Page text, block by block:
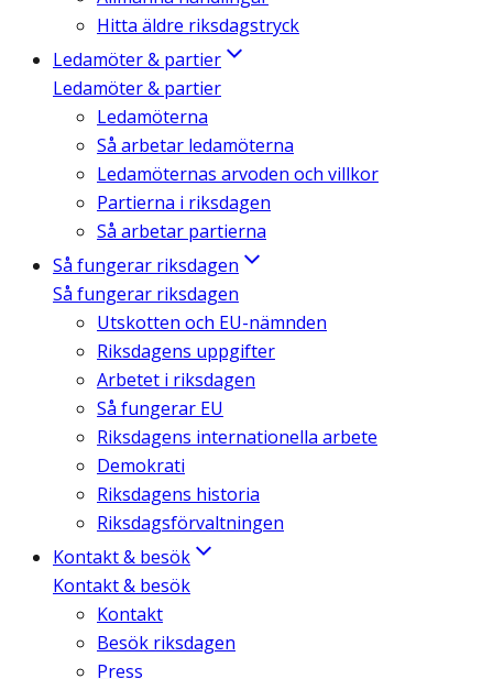
Hitta äldre riksdagstryck
Ledamöter & partier
Ledamöter & partier
Ledamöterna
Så arbetar ledamöterna
Ledamöternas arvoden och villkor
Partierna i riksdagen
Så arbetar partierna
Så fungerar riksdagen
Så fungerar riksdagen
Utskotten och EU-nämnden
Riksdagens uppgifter
Arbetet i riksdagen
Så fungerar EU
Riksdagens internationella arbete
Demokrati
Riksdagens historia
Riksdagsförvaltningen
Kontakt & besök
Kontakt & besök
Kontakt
Besök riksdagen
Press